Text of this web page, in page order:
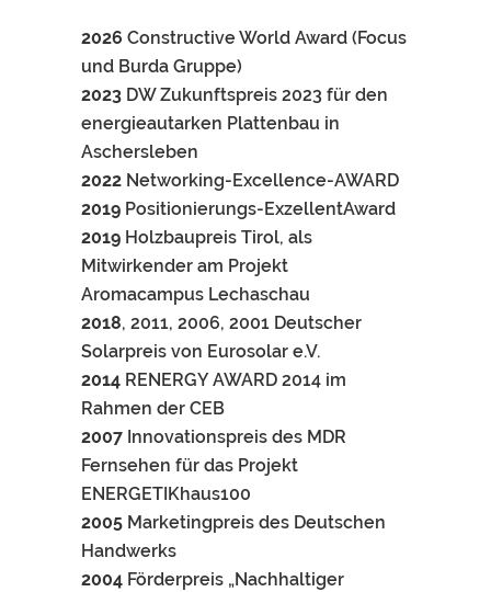
2026 Constructive World Award (Focus
und Burda Gruppe)
2023 DW Zukunftspreis 2023 für den
energieautarken Plattenbau in
Aschersleben
2022 Networking-Excellence-AWARD
2019 Positionierungs-ExzellentAward
2019 Holzbaupreis Tirol, als
Mitwirkender am Projekt
Aromacampus Lechaschau
2018, 2011, 2006, 2001 Deutscher
Solarpreis von Eurosolar e.V.
2014 RENERGY AWARD 2014 im
Rahmen der CEB
2007 Innovationspreis des MDR
Fernsehen für das Projekt
ENERGETIKhaus100
2005 Marketingpreis des Deutschen
Handwerks
2004 Förderpreis „Nachhaltiger